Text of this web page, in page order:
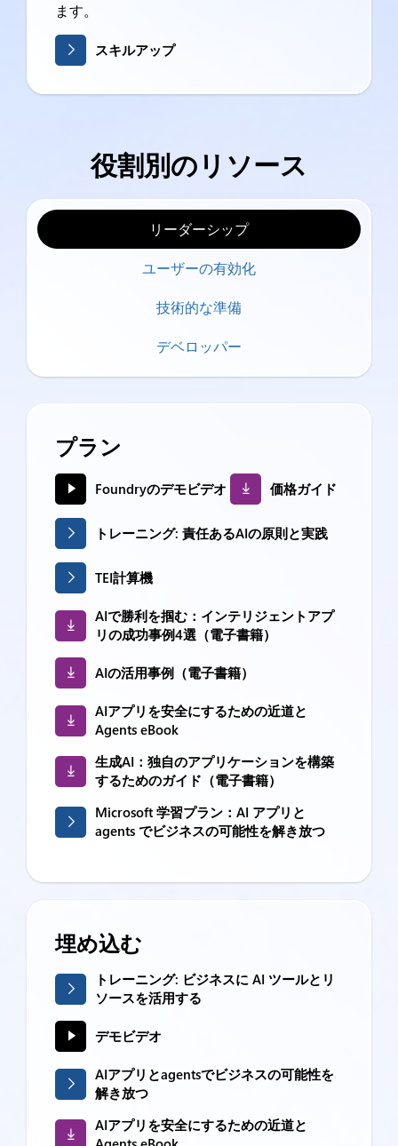
ます。
スキルアップ
役割別のリソース
リーダーシップ
ユーザーの有効化
技術的な準備
デベロッパー
プラン
Foundryのデモビデオ 価格ガイド
トレーニング: 責任あるAIの原則と実践
TEI計算機
AIで勝利を掴む：インテリジェントアプ
リの成功事例4選（電子書籍）
AIの活用事例（電子書籍）
AIアプリを安全にするための近道と
Agents eBook
生成AI：独自のアプリケーションを構築
するためのガイド（電子書籍）
Microsoft 学習プラン：AI アプリと
agents でビジネスの可能性を解き放つ
埋め込む
トレーニング: ビジネスに AI ツールとリ
ソースを活用する
デモビデオ
AIアプリとagentsでビジネスの可能性を
解き放つ
AIアプリを安全にするための近道と